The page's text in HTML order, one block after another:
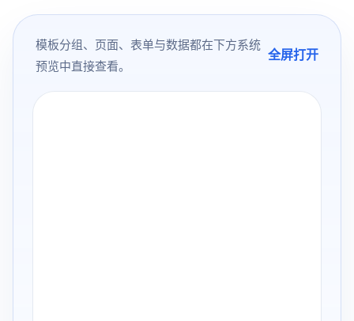
模板分组、页面、表单与数据都在下方系统
预览中直接查看。
全屏打开